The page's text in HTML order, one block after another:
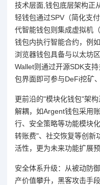
技术层面,钱包底层架构正
轻钱包通过SPV（简化支
代智能钱包则集成虚拟机
钱包内执行智能合约，例
浏览器钱包具备与以太坊
Wallet则通过开源SDK支
包界面即可参与DeFi挖矿
更前沿的"模块化钱包"架
解耦，如Argent钱包采用
行、安全策略等功能模块
转账费"、社交恢复等创新
活性，更为未来功能扩展
安全体系升级：从被动防
产价值攀升，黑客攻击手